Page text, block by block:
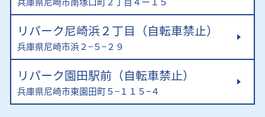
リパーク尼崎浜２丁目（自転車禁止）
兵庫県尼崎市浜２−５−２９
リパーク園田駅前（自転車禁止）
兵庫県尼崎市東園田町５−１１５−４